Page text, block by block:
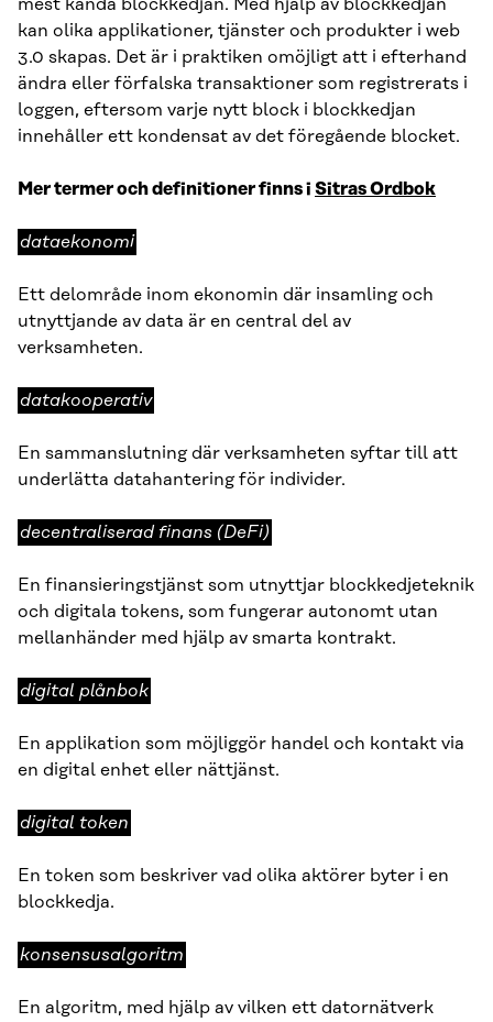
mest kända blockkedjan. Med hjälp av blockkedjan
kan olika applikationer, tjänster och produkter i web
3.0 skapas. Det är i praktiken omöjligt att i efterhand
ändra eller förfalska transaktioner som registrerats i
loggen, eftersom varje nytt block i blockkedjan
innehåller ett kondensat av det föregående blocket.
Mer termer och definitioner finns i Sitras Ordbok
dataekonomi
dataekonomi
Ett delområde inom ekonomin där insamling och
utnyttjande av data är en central del av
verksamheten.
datakooperativ
datakooperativ
En sammanslutning där verksamheten syftar till att
underlätta datahantering för individer.
decentraliserad
(DeFi)
decentraliserad finans (DeFi)
En finansieringstjänst som utnyttjar blockkedjeteknik
och digitala tokens, som fungerar autonomt utan
mellanhänder med hjälp av smarta kontrakt.
digital
digital plånbok
En applikation som möjliggör handel och kontakt via
en digital enhet eller nättjänst.
digital
digital token
En token som beskriver vad olika aktörer byter i en
blockkedja.
konsensusalgoritm
konsensusalgoritm
En algoritm, med hjälp av vilken ett datornätverk